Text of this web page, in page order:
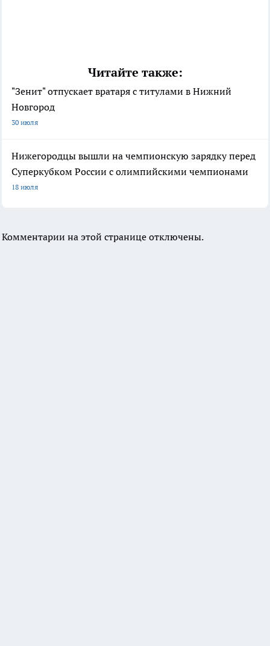
Читайте также:
"Зенит" отпускает вратаря с титулами в Нижний
Новгород
30 июля
Нижегородцы вышли на чемпионскую зарядку перед
Суперкубком России с олимпийскими чемпионами
18 июля
Комментарии на этой странице отключены.